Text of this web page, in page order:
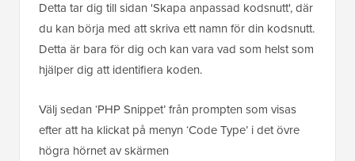
Detta tar dig till sidan 'Skapa anpassad kodsnutt', där
du kan börja med att skriva ett namn för din kodsnutt.
Detta är bara för dig och kan vara vad som helst som
hjälper dig att identifiera koden.
Välj sedan ‘PHP Snippet’ från prompten som visas
efter att ha klickat på menyn ‘Code Type’ i det övre
högra hörnet av skärmen